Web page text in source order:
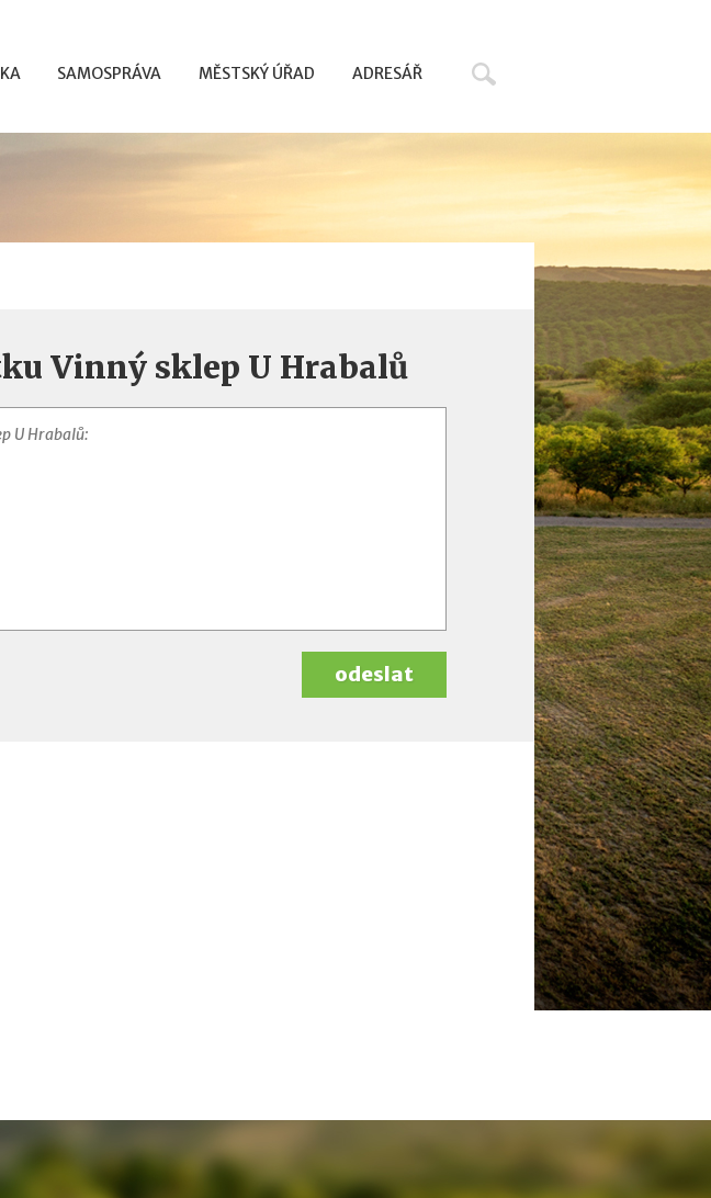
SAMOSPRÁVA MĚSTSKÝ ÚŘAD ADRESÁŘ
Vinný sklep U Hrabalů
odeslat